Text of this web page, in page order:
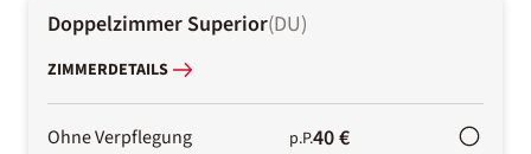
Doppelzimmer Superior(DU)
ZIMMERDETAILS
Ohne Verpflegung p.P.40 €